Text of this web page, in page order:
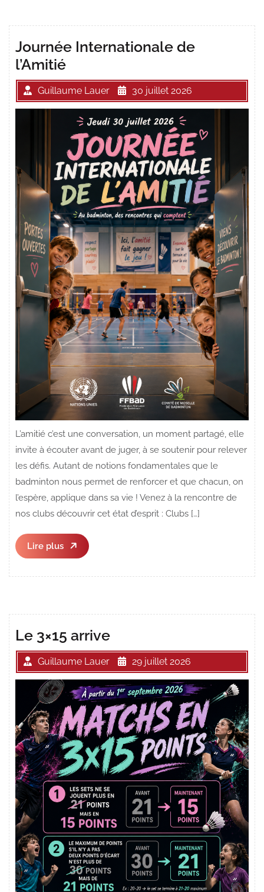
Journée Internationale de
l’Amitié
Guillaume Lauer 30 juillet 2026
L’amitié c’est une conversation, un moment partagé, elle
invite à écouter avant de juger, à se soutenir pour relever
les défis. Autant de notions fondamentales que le
badminton nous permet de renforcer et que chacun, on
l’espère, applique dans sa vie ! Venez à la rencontre de
nos clubs découvrir cet état d’esprit : Clubs […]
Lire plus
Lire
plus
Le 3×15 arrive
Guillaume Lauer 29 juillet 2026